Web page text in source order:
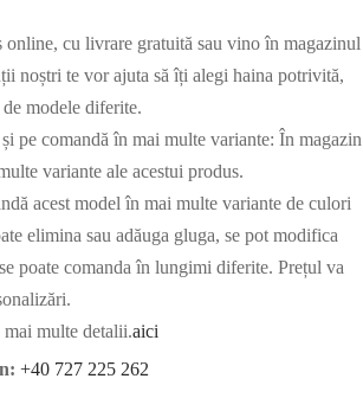
lei.
este:
7.960 lei.
online, cu livrare gratuită sau vino în magazinul
noștri te vor ajuta să îți alegi haina potrivită,
modele diferite.
pe comandă în mai multe variante: În magazin
variante ale acestui produs.
acest model în mai multe variante de culori
elimina sau adăuga gluga, se pot modifica
poate comanda în lungimi diferite. Prețul va
mai multe detalii.aici
+40 727 225 262